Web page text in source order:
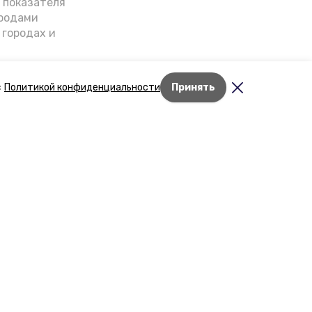
Политикой конфиденциальности Принять
и
о